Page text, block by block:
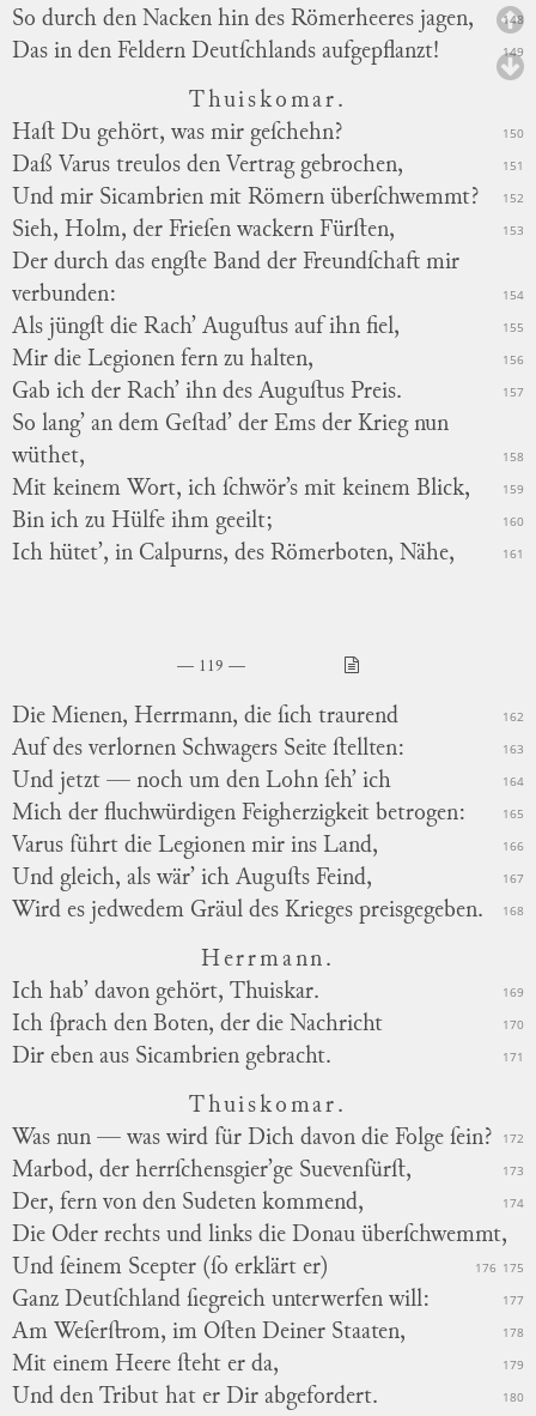
So durch den Nacken hin des Römerheeres jagen, 148
Das in den Feldern Deutſchlands aufgepflanzt! 149
Thuiskomar.
Haſt Du gehört, was mir geſchehn?
150
Daß Varus treulos den Vertrag gebrochen, 151
Und mir Sicambrien mit Römern überſchwemmt? 152
Sieh, Holm, der Frieſen wackern Fürſten, 153
Der durch das engſte Band der Freundſchaft mir
verbunden:
154
Als jüngſt die Rach’ Auguſtus auf ihn fiel, 155
Mir die Legionen fern zu halten, 156
Gab ich der Rach’ ihn des Auguſtus Preis. 157
So lang’ an dem Geſtad’ der Ems der Krieg nun
wüthet,
158
Mit keinem Wort, ich ſchwör’s mit keinem Blick, 159
Bin ich zu Hülfe ihm geeilt; 160
Ich hütet’, in Calpurns, des Römerboten, Nähe, 161
119
Die Mienen, Herrmann, die ſich traurend 162
Auf des verlornen Schwagers Seite ſtellten: 163
Und jetzt — noch um den Lohn ſeh’ ich 164
Mich der fluchwürdigen Feigherzigkeit betrogen: 165
Varus führt die Legionen mir ins Land, 166
Und gleich, als wär’ ich Auguſts Feind, 167
Wird es jedwedem Gräul des Krieges preisgegeben. 168
Herrmann.
Ich hab’ davon gehört, Thuiskar.
169
Ich ſprach den Boten, der die Nachricht 170
Dir eben aus Sicambrien gebracht. 171
Thuiskomar.
Was nun — was wird für Dich davon die Folge ſein?
172
Marbod, der herrſchensgier’ge Suevenfürſt, 173
Der, fern von den Sudeten kommend, 174
Die Oder rechts und links die Donau überſchwemmt,
175
Und ſeinem Scepter (ſo erklärt er) 176
Ganz Deutſchland ſiegreich unterwerfen will: 177
Am Weſerſtrom, im Oſten Deiner Staaten, 178
Mit einem Heere ſteht er da, 179
Und den Tribut hat er Dir abgefordert. 180